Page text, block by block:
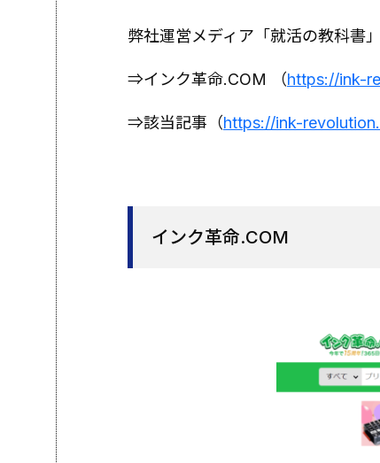
弊社運営メディア「就活の教科
⇒インク革命.COM （https://ink-
⇒該当記事（https://ink-
インク革命.COM